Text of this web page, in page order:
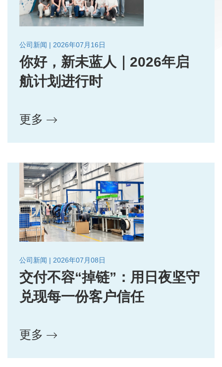
公司新闻 | 2026年07月16日
你好，新未蓝人｜2026年启
航计划进行时
更多
公司新闻 | 2026年07月08日
交付不容“掉链”：用日夜坚守
兑现每一份客户信任
更多